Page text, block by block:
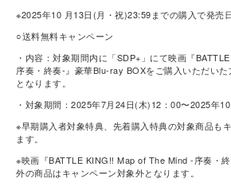
※2025年10 月13日(月・祝)23:59までの購入で発売
○送料無料キャンペーン
・内容：対象期間内に「SDP+」にて映画『
序奏・終奏-』豪華Blu-ray BOXをご購入いただい
となります。
・対象期間：2025年7月24日(木)12：00〜2025年
※早期購入者対象特典、先着購入特典の対象商品も
ます。
※映画『BATTLE KING!! Map of The Mind -序奏・
外の商品はキャンペーン対象外となります。